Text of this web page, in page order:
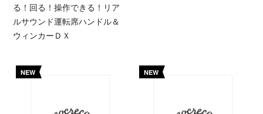
る！回る！操作できる！リア
ルサウンド運転席ハンドル＆
ウィンカーＤＸ
NEW NEW